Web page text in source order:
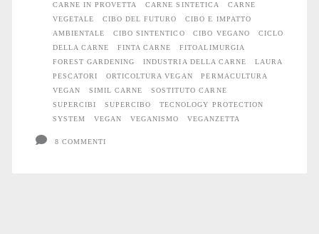
CARNE IN PROVETTA
CARNE SINTETICA
CARNE
VEGETALE
CIBO DEL FUTURO
CIBO E IMPATTO
AMBIENTALE
CIBO SINTENTICO CIBO VEGANO
CICLO
DELLA CARNE
FINTA CARNE
FITOALIMURGIA
FOREST GARDENING
INDUSTRIA DELLA CARNE
LAURA
PESCATORI
ORTICOLTURA VEGAN
PERMACULTURA
VEGAN
SIMIL CARNE
SOSTITUTO CARNE
SUPERCIBI
SUPERCIBO
TECNOLOGY PROTECTION
SYSTEM
VEGAN VEGANISMO VEGANZETTA
8 COMMENTI